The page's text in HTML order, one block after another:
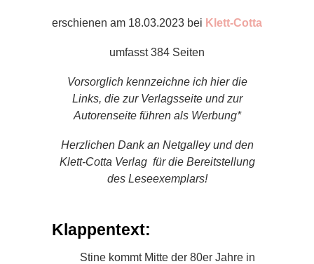
erschienen am 18.03.2023 bei Klett-Cotta
umfasst 384 Seiten
Vorsorglich kennzeichne ich hier die
Links, die zur Verlagsseite und zur
Autorenseite führen als Werbung*
Herzlichen Dank an Netgalley und den
Klett-Cotta Verlag für die Bereitstellung
des Leseexemplars!
Klappentext:
Stine kommt Mitte der 80er Jahre in